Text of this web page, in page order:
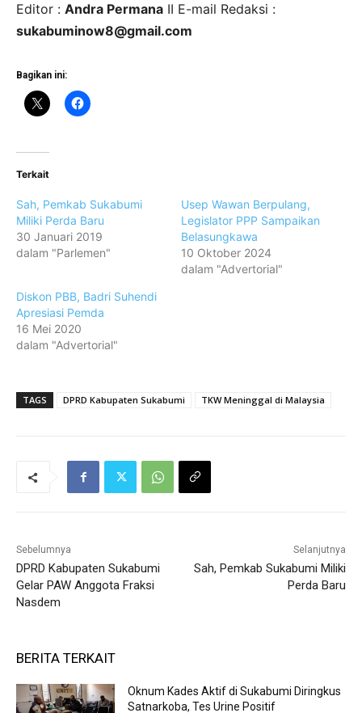
Editor : Andra Permana II E-mail Redaksi :
sukabuminow8@gmail.com
Bagikan ini:
Terkait
Sah, Pemkab Sukabumi
Miliki Perda Baru
30 Januari 2019
dalam "Parlemen"
Usep Wawan Berpulang,
Legislator PPP Sampaikan
Belasungkawa
10 Oktober 2024
dalam "Advertorial"
Diskon PBB, Badri Suhendi
Apresiasi Pemda
16 Mei 2020
dalam "Advertorial"
TAGS DPRD Kabupaten Sukabumi TKW Meninggal di Malaysia
Sebelumnya
DPRD Kabupaten Sukabumi
Gelar PAW Anggota Fraksi
Nasdem
Selanjutnya
Sah, Pemkab Sukabumi Miliki
Perda Baru
BERITA TERKAIT
Oknum Kades Aktif di Sukabumi Diringkus
Satnarkoba, Tes Urine Positif